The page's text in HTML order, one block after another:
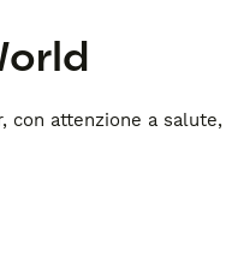
con attenzione a